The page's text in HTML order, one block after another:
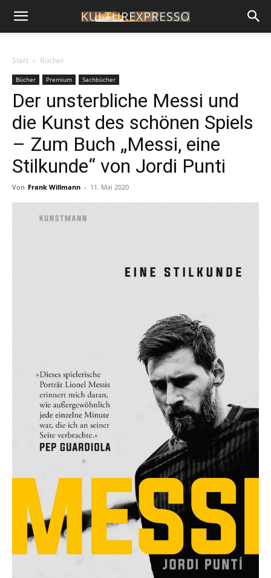
Start Bücher
Bücher Premium Sachbücher
Der unsterbliche Messi und
die Kunst des schönen Spiels
– Zum Buch „Messi, eine
Stilkunde“ von Jordi Punti
Von Frank Willmann - 11. Mai 2020